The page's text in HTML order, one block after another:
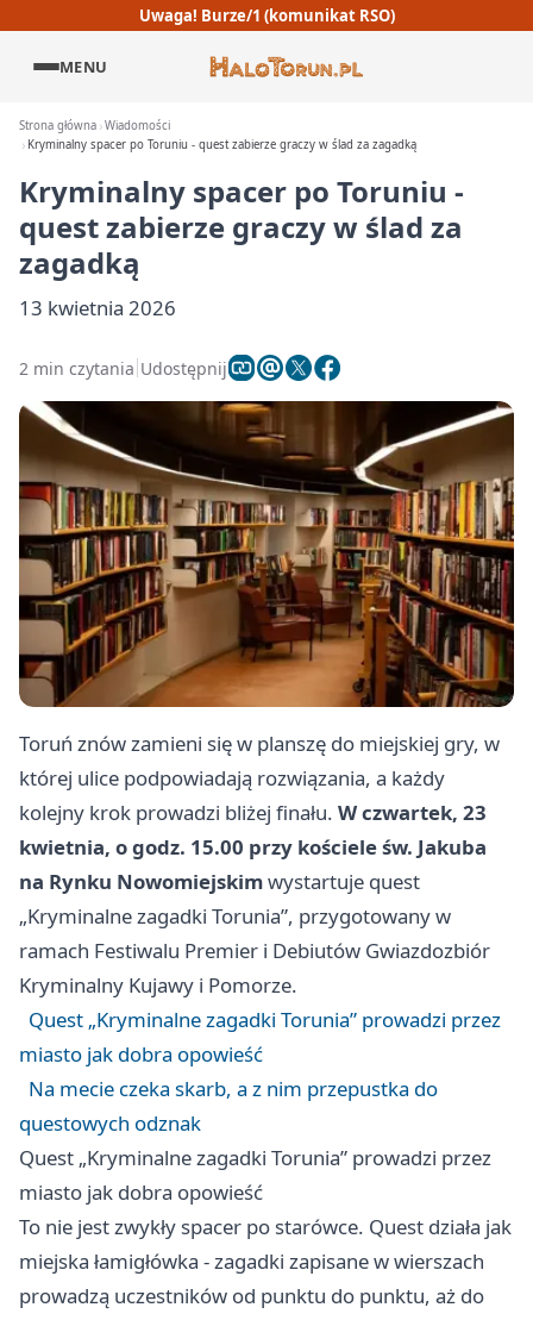
Uwaga! Burze/1 (komunikat RSO)
MENU
Strona główna Wiadomości
Kryminalny spacer po Toruniu - quest zabierze graczy w ślad za zagadką
Kryminalny spacer po Toruniu -
quest zabierze graczy w ślad za
zagadką
13 kwietnia 2026
2 min czytania Udostępnij
Toruń znów zamieni się w planszę do miejskiej gry, w
której ulice podpowiadają rozwiązania, a każdy
kolejny krok prowadzi bliżej finału. W czwartek, 23
kwietnia, o godz. 15.00 przy kościele św. Jakuba
na Rynku Nowomiejskimwystartuje quest
„Kryminalne zagadki Torunia”, przygotowany w
ramach Festiwalu Premier i Debiutów Gwiazdozbiór
Kryminalny Kujawy i Pomorze.
Quest „Kryminalne zagadki Torunia” prowadzi przez
miasto jak dobra opowieść
Na mecie czeka skarb, a z nim przepustka do
questowych odznak
Quest „Kryminalne zagadki Torunia” prowadzi przez
miasto jak dobra opowieść
To nie jest zwykły spacer po starówce. Quest działa jak
miejska łamigłówka - zagadki zapisane w wierszach
prowadzą uczestników od punktu do punktu, aż do